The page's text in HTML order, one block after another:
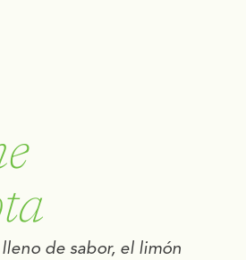
de sabor, el limón